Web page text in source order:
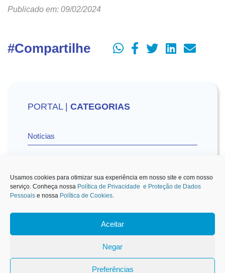
Usamos cookies para otimizar sua experiência em nosso site e com nosso
serviço. Conheça nossa Política de Privacidade e Proteção de Dados
Pessoais e nossa Política de Cookies.
Aceitar
Negar
Preferências
Publicado em: 09/02/2024
#Compartilhe
PORTAL | CATEGORIAS
Notícias
Carteirinha de Associado